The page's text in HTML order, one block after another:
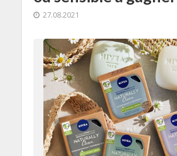
27.08.2021